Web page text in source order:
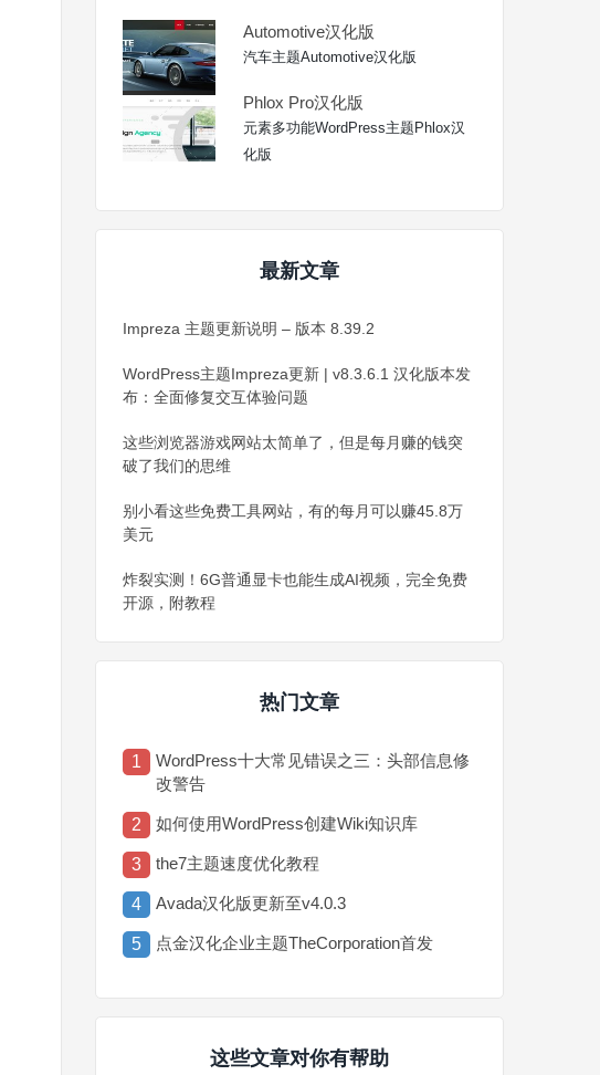
Automotive汉化版
汽车主题Automotive汉化版
Phlox Pro汉化版
元素多功能WordPress主题Phlox汉
化版
最新文章
Impreza 主题更新说明 – 版本 8.39.2
WordPress主题Impreza更新 | v8.3.6.1 汉化版本发
布：全面修复交互体验问题
这些浏览器游戏网站太简单了，但是每月赚的钱突
破了我们的思维
别小看这些免费工具网站，有的每月可以赚45.8万
美元
炸裂实测！6G普通显卡也能生成AI视频，完全免费
开源，附教程
热门文章
1
WordPress十大常见错误之三：头部信息修
改警告
2 如何使用WordPress创建Wiki知识库
3 the7主题速度优化教程
4 Avada汉化版更新至v4.0.3
5 点金汉化企业主题TheCorporation首发
这些文章对你有帮助